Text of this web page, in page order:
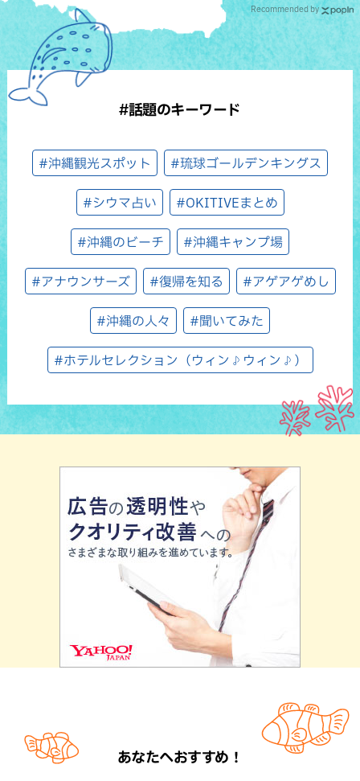
Recommended by
#話題のキーワード
#沖縄観光スポット #琉球ゴールデンキングス
#シウマ占い #OKITIVEまとめ
#沖縄のビーチ #沖縄キャンプ場
#アナウンサーズ #復帰を知る #アゲアゲめし
#沖縄の人々 #聞いてみた
#ホテルセレクション（ウィン♪ウィン♪）
あなたへおすすめ！